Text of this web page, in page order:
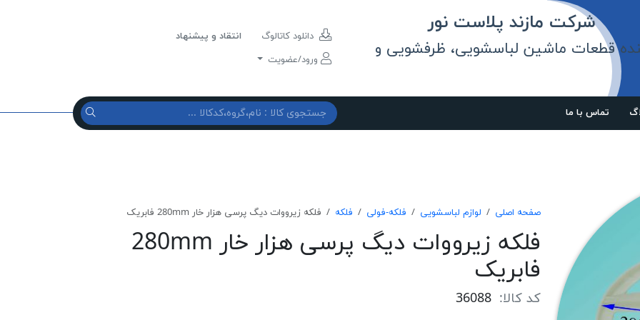
مازند پلاست نور
قطعات ماشین لباسشویی، ظرفشویی و
دانلود کاتالوگ
انتقاد و پیشنهاد
ورود/عضویت
تماس با ما
صفحه اصلی لوازم لباسشویی فلکه-فولی فلکه فلکه زیرووات دیگ پرسی هزار خار 280mm فابریک
فلکه زیرووات دیگ پرسی هزار خار 280mm
فابریک
کد کالا: 36088